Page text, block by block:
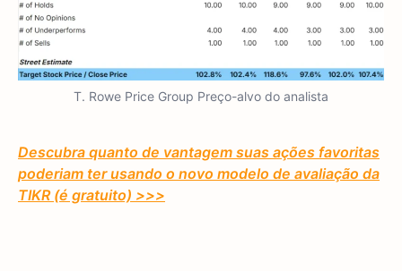
T. Rowe Price Group Preço-alvo do analista
Descubra quanto de vantagem suas ações favoritas
poderiam ter usando o novo modelo de avaliação da
TIKR (é gratuito) >>>